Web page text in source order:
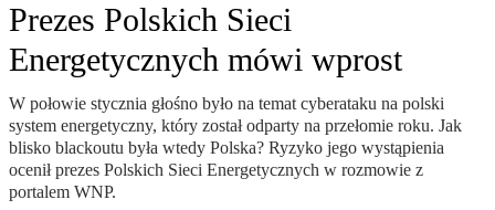
Prezes Polskich Sieci
Energetycznych mówi wprost
W połowie stycznia głośno było na temat cyberataku na polski
system energetyczny, który został odparty na przełomie roku. Jak
blisko blackoutu była wtedy Polska? Ryzyko jego wystąpienia
ocenił prezes Polskich Sieci Energetycznych w rozmowie z
portalem WNP.